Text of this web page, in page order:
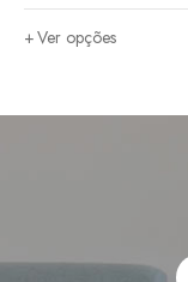
Ver opções